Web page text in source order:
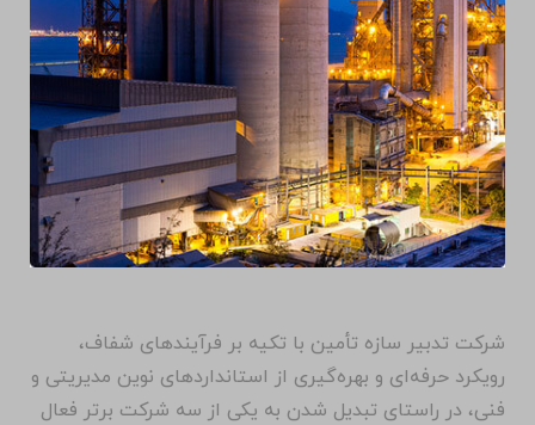
شرکت تدبیر سازه تأمین با تکیه بر فرآیندهای شفاف،
رویکرد حرفه‌ای و بهره‌گیری از استانداردهای نوین مدیریتی و
فنی، در راستای تبدیل شدن به یکی از سه شرکت برتر فعال